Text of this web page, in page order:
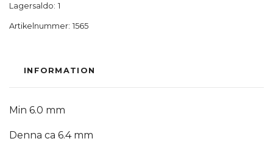
Lagersaldo: 1
Artikelnummer: 1565
INFORMATION
Min 6.0 mm
Denna ca 6.4 mm